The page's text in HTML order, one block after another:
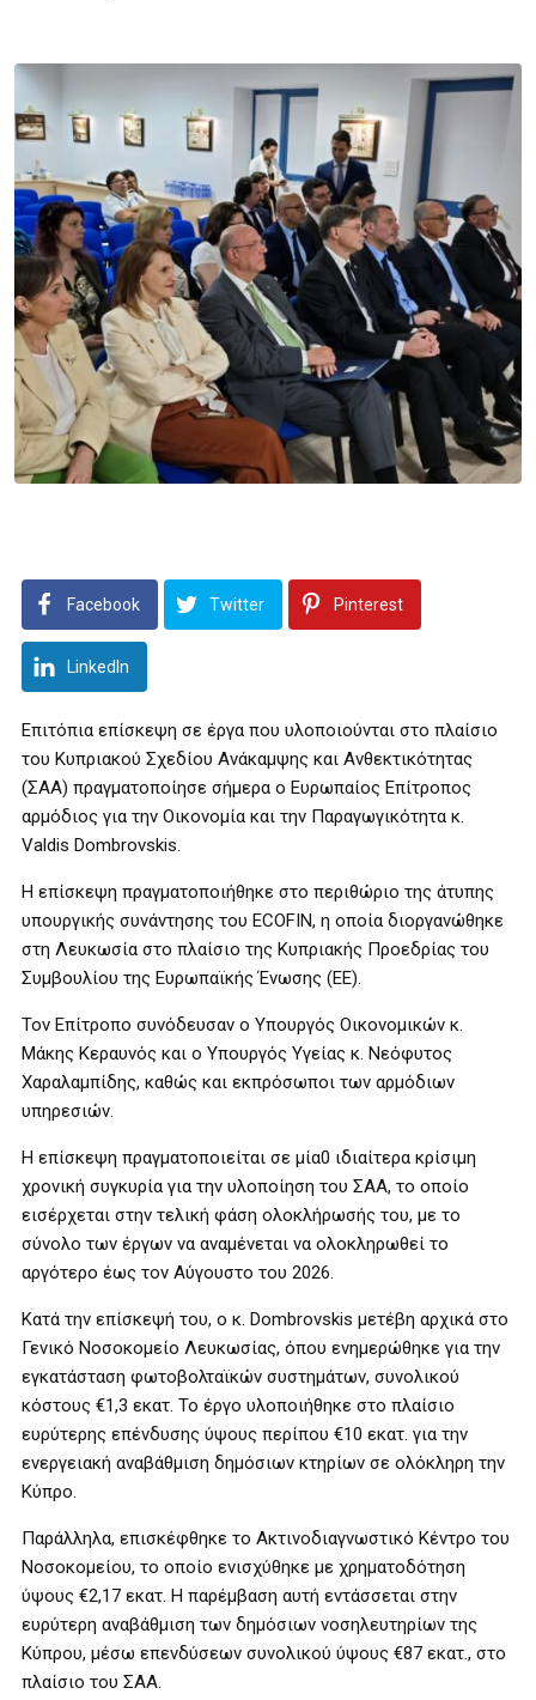
Facebook Twitter Pinterest
LinkedIn
Επιτόπια επίσκεψη σε έργα που υλοποιούνται στο πλαίσιο
του Κυπριακού Σχεδίου Ανάκαμψης και Ανθεκτικότητας
(ΣΑΑ) πραγματοποίησε σήμερα ο Ευρωπαίος Επίτροπος
αρμόδιος για την Οικονομία και την Παραγωγικότητα κ.
Valdis Dombrovskis.
Η επίσκεψη πραγματοποιήθηκε στο περιθώριο της άτυπης
υπουργικής συνάντησης του ECOFIN, η οποία διοργανώθηκε
στη Λευκωσία στο πλαίσιο της Κυπριακής Προεδρίας του
Συμβουλίου της Ευρωπαϊκής Ένωσης (ΕΕ).
Τον Επίτροπο συνόδευσαν ο Υπουργός Οικονομικών κ.
Μάκης Κεραυνός και ο Υπουργός Υγείας κ. Νεόφυτος
Χαραλαμπίδης, καθώς και εκπρόσωποι των αρμόδιων
υπηρεσιών.
Η επίσκεψη πραγματοποιείται σε μία0 ιδιαίτερα κρίσιμη
χρονική συγκυρία για την υλοποίηση του ΣΑΑ, το οποίο
εισέρχεται στην τελική φάση ολοκλήρωσής του, με το
σύνολο των έργων να αναμένεται να ολοκληρωθεί το
αργότερο έως τον Αύγουστο του 2026.
Κατά την επίσκεψή του, ο κ. Dombrovskis μετέβη αρχικά στο
Γενικό Νοσοκομείο Λευκωσίας, όπου ενημερώθηκε για την
εγκατάσταση φωτοβολταϊκών συστημάτων, συνολικού
κόστους €1,3 εκατ. Το έργο υλοποιήθηκε στο πλαίσιο
ευρύτερης επένδυσης ύψους περίπου €10 εκατ. για την
ενεργειακή αναβάθμιση δημόσιων κτηρίων σε ολόκληρη την
Κύπρο.
Παράλληλα, επισκέφθηκε το Ακτινοδιαγνωστικό Κέντρο του
Νοσοκομείου, το οποίο ενισχύθηκε με χρηματοδότηση
ύψους €2,17 εκατ. Η παρέμβαση αυτή εντάσσεται στην
ευρύτερη αναβάθμιση των δημόσιων νοσηλευτηρίων της
Κύπρου, μέσω επενδύσεων συνολικού ύψους €87 εκατ., στο
πλαίσιο του ΣΑΑ.